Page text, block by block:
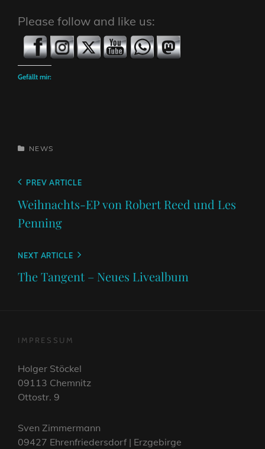
Please follow and like us:
Gefällt mir:
CATEGORIES
NEWS
Beitragsnavigation
Previous
Post
PREV ARTICLE
Weihnachts-EP von Robert Reed und Les
Penning
Next
Post
NEXT ARTICLE
The Tangent – Neues Livealbum
IMPRESSUM
Holger Stöckel
09113 Chemnitz
Ottostr. 9
Sven Zimmermann
09427 Ehrenfriedersdorf | Erzgebirge